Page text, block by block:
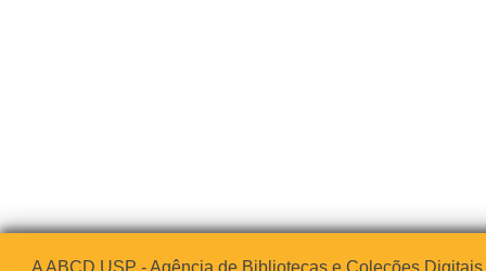
A ABCD USP - Agência de Bibliotecas e Coleções